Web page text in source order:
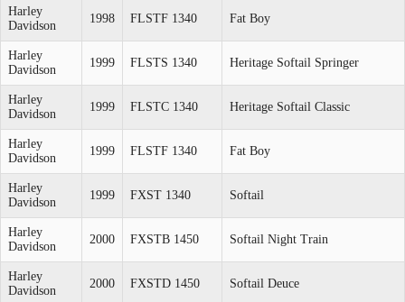
Harley
Davidson
1998 FLSTF 1340 Fat Boy
Harley
Davidson
1999 FLSTS 1340 Heritage Softail Springer
Harley
Davidson
1999 FLSTC 1340 Heritage Softail Classic
Harley
Davidson
1999 FLSTF 1340 Fat Boy
Harley
Davidson
1999 FXST 1340 Softail
Harley
Davidson
2000 FXSTB 1450 Softail Night Train
Harley
Davidson
2000 FXSTD 1450 Softail Deuce